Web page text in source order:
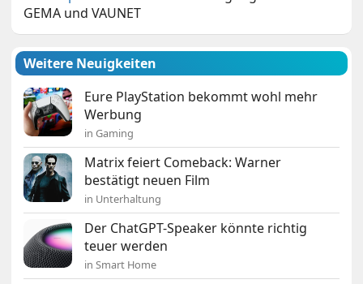
GEMA und VAUNET
Weitere Neuigkeiten
Eure PlayStation bekommt wohl mehr
Werbung
in Gaming
Matrix feiert Comeback: Warner
bestätigt neuen Film
in Unterhaltung
Der ChatGPT-Speaker könnte richtig
teuer werden
in Smart Home